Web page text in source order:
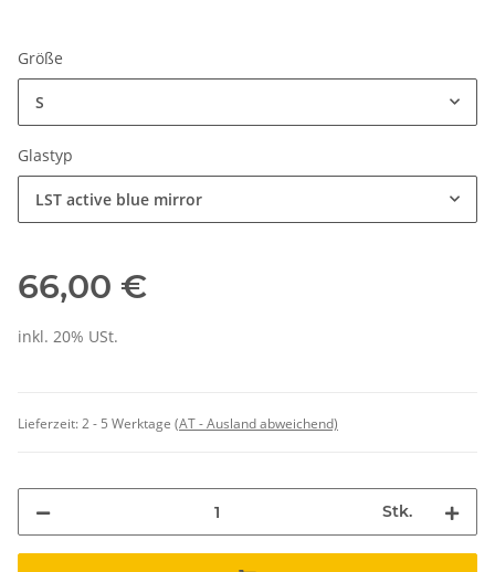
Größe
S
Glastyp
LST active blue mirror
66,00 €
inkl. 20% USt.
Lieferzeit:2 - 5 Werktage (AT - Ausland abweichend)
Stk.